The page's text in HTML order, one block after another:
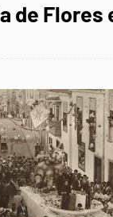
de Flores